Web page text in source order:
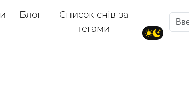
Блог
Список снів за
тегами